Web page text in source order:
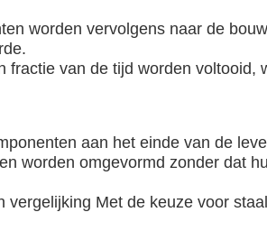
worden vervolgens naar de
van de tijd worden voltooid,
aan het einde van de
worden omgevormd zonder dat
vergelijking Met de keuze voor